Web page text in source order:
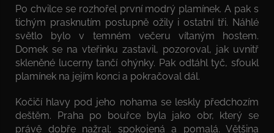
Po chvilce se rozhořel první modrý plamínek. A pak s
tichým prasknutím postupně ožily i ostatní tři. Náhlé
světlo bylo v temném večeru vítaným hostem.
Domek se na vteřinku zastavil, pozoroval, jak uvnitř
skleněné lucerny tančí ohýnky. Pak odtáhl tyč, sfoukl
plamínek na jejím konci a pokračoval dál.
Kočičí hlavy pod jeho nohama se leskly předchozím
deštěm. Praha po bouřce byla jako obr, který se
právě dobře nažral: spokojená a pomalá. Většina